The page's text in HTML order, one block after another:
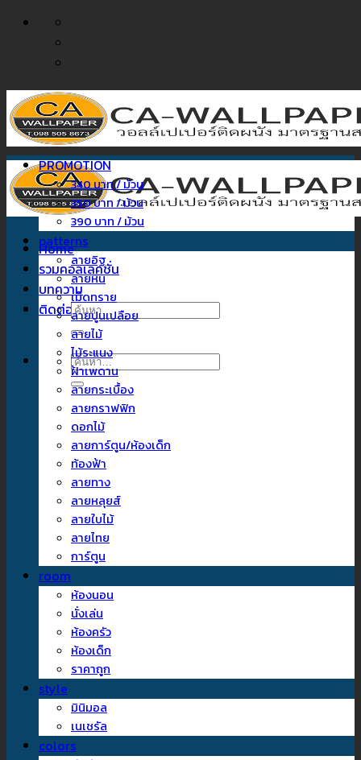
ข้าม
Home
รวมคอลเลคชั่น
บทความ
ติดต่อเรา
ค้นหา:
ค้นหา:
PROMOTION
340 บาท / ม้วน
350 บาท / ม้วน
390 บาท / ม้วน
patterns
ลายอิฐ
ลายหิน
เม็ดทราย
ลายปูนเปลือย
ลายไม้
ไม้ระแนง
ฝ้าเพดาน
ลายกระเบื้อง
ลายกราฟฟิก
ดอกไม้
ลายการ์ตูน/ห้องเด็ก
ท้องฟ้า
ลายทาง
ลายหลุยส์
ลายใบไม้
ลายไทย
การ์ตูน
room
ห้องนอน
นั่งเล่น
ห้องครัว
ห้องเด็ก
ราคาถูก
style
มินิมอล
เนเชรัล
colors